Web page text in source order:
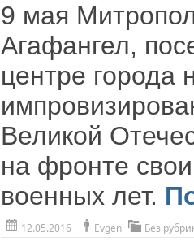
9 мая
Агафангел,
центре города
Великой
на фронте
военных лет.
12.05.2016 Evgen Без